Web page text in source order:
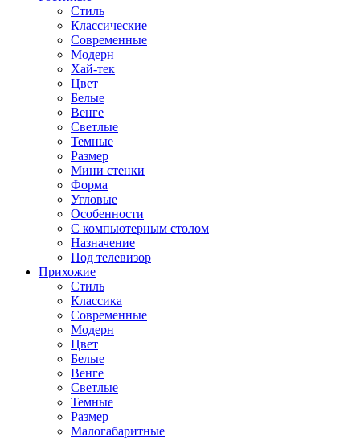
Стиль
Классические
Современные
Модерн
Хай-тек
Цвет
Белые
Венге
Светлые
Темные
Размер
Мини стенки
Форма
Угловые
Особенности
С компьютерным столом
Назначение
Под телевизор
Прихожие
Стиль
Классика
Современные
Модерн
Цвет
Белые
Венге
Светлые
Темные
Размер
Малогабаритные